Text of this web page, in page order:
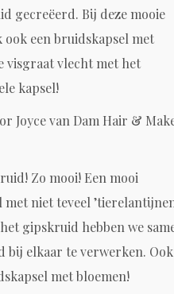
gecreëerd. Bij deze mooie
een bruidskapsel met
visgraat vlecht met het
kapsel!
Zo mooi! Een mooi
niet teveel
gipskruid hebben we
bij elkaar te verwerken. Ook
met bloemen!